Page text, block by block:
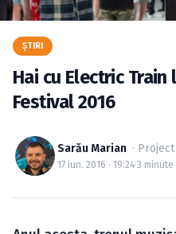
GALERII FOTO
BILETE
Autentificare
ŞTIRI
Hai cu Electric
Festival 2016
Sarău Marian ·
17 iun. 2016 · 19:24·3